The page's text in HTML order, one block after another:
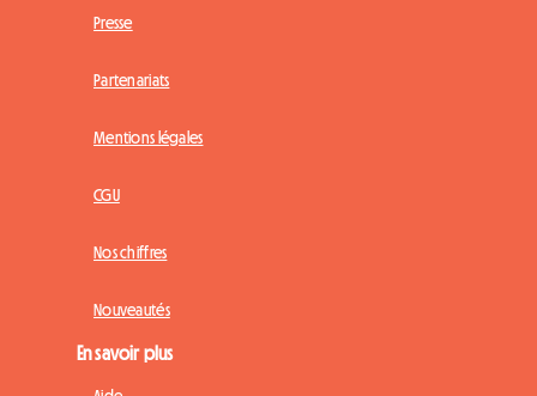
Presse
Partenariats
Mentions légales
CGU
Nos chiffres
Nouveautés
En savoir plus